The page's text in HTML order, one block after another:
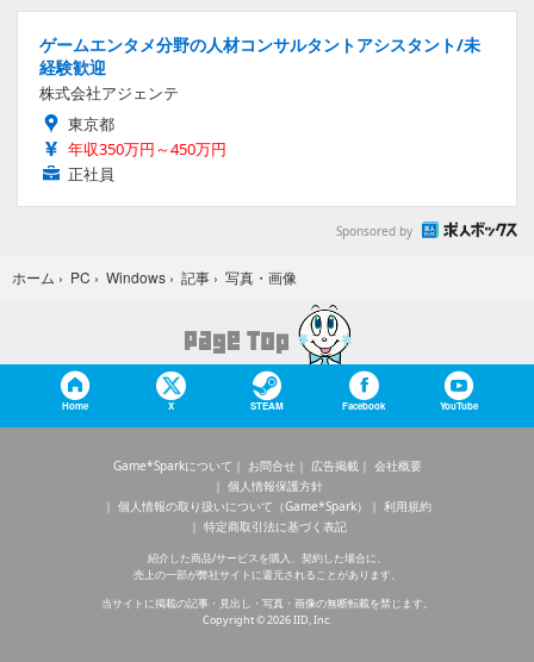
ゲームエンタメ分野の人材コンサルタントアシスタント/未
経験歓迎
株式会社アジェンテ
東京都
年収350万円～450万円
正社員
Sponsored by
ホーム › PC › Windows › 記事 › 写真・画像
Home X STEAM Facebook YouTube
Game*Sparkについて お問合せ 広告掲載
会社概要
個人情報保護方針
個人情報の取り扱いについて（Game*Spark）
利用規約
特定商取引法に基づく表記
紹介した商品/サービスを購入、契約した場合に、
売上の一部が弊社サイトに還元されることがあります。
当サイトに掲載の記事・見出し・写真・画像の無断転載を禁じます。
Copyright © 2026 IID, Inc.